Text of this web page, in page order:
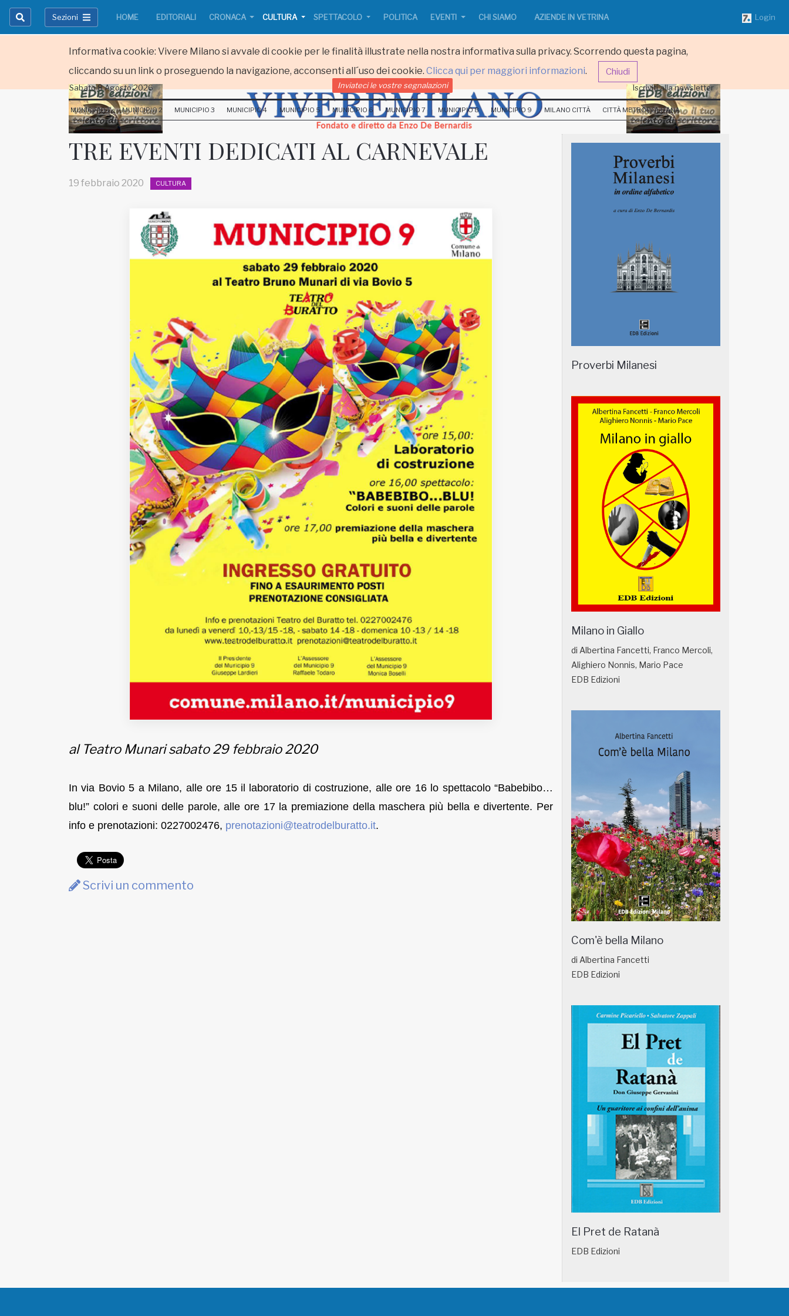
Informativa cookie: Vivere Milano si avvale di cookie per le finalità illustrate nella nostra informativa sulla privacy. Scorrendo questa pagina,
cliccando su un link o proseguendo la navigazione, acconsenti all´uso dei cookie. Clicca qui per maggiori informazioni. Chiudi
Sezioni HOME EDITORIALI CRONACA CULTURA SPETTACOLO POLITICA EVENTI CHI SIAMO AZIENDE IN VETRINA Login
Inviateci le vostre segnalazioni
Sabato 8 Agosto 2026 Inviateci le vostre segnalazioni Iscriviti alla newsletter
MUNICIPIO 1 MUNICIPIO 2 MUNICIPIO 3 MUNICIPIO 4 MUNICIPIO 5 MUNICIPIO 6 MUNICIPIO 7 MUNICIPIO 8 MUNICIPIO 9 MILANO CITTÀ CITTÀ METROPOLITANA
TRE EVENTI DEDICATI AL CARNEVALE
19 febbraio 2020 CULTURA
al Teatro Munari sabato 29 febbraio 2020
In via Bovio 5 a Milano, alle ore 15 il laboratorio di costruzione, alle ore 16 lo spettacolo “Babebibo…
blu!” colori e suoni delle parole, alle ore 17 la premiazione della maschera più bella e divertente. Per
info e prenotazioni: 0227002476, prenotazioni@teatrodelburatto.it.
Scrivi un commento
Proverbi Milanesi
Milano in Giallo
di Albertina Fancetti, Franco Mercoli,
Alighiero Nonnis, Mario Pace
EDB Edizioni
Com'è bella Milano
di Albertina Fancetti
EDB Edizioni
El Pret de Ratanà
EDB Edizioni